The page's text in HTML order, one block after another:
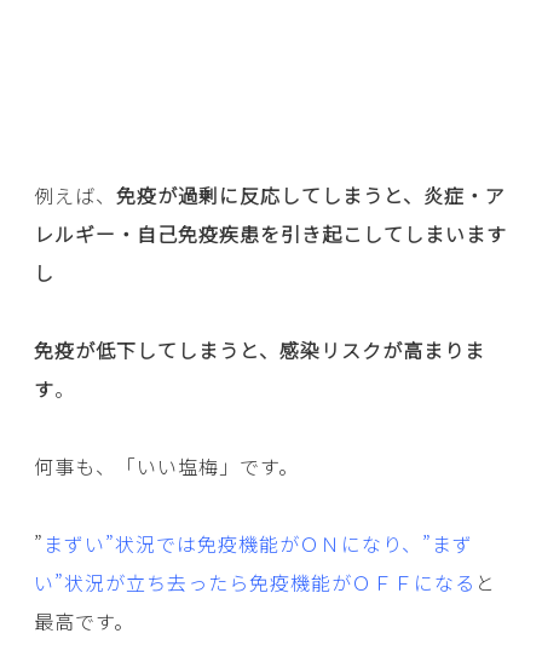
例えば、 免疫が過剰に反応してしまうと、炎症・ア
レルギー・自己免疫疾患を引き起こしてしまいます
し
免疫が低下してしまうと、感染リスクが高まりま
す。
何事も、「いい塩梅」です。
” まずい”状況では免疫機能がＯＮになり、”まず
い”状況が立ち去ったら免疫機能がＯＦＦになる と
最高です。